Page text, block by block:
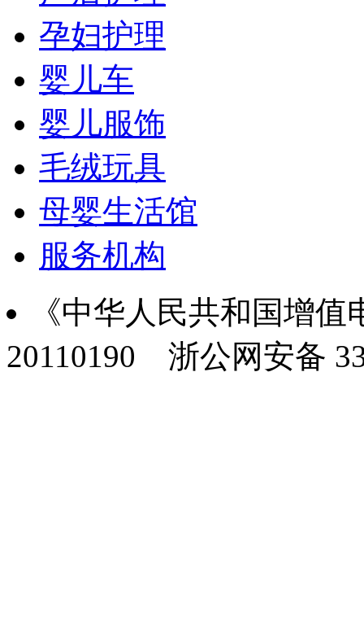
孕妇护理
婴儿车
婴儿服饰
毛绒玩具
母婴生活馆
服务机构
《中华人民共和国增
20110190 浙公网安备